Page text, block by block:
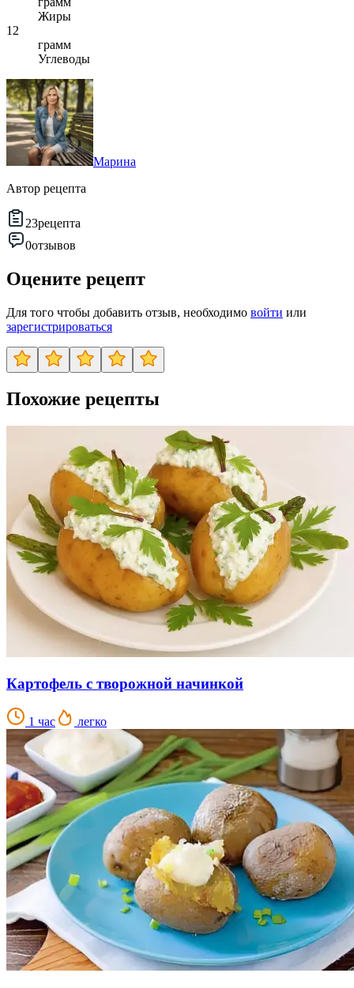
Жиры
12
грамм
Углеводы
Марина
Автор рецепта
23рецепта
0отзывов
Оцените рецепт
Для того чтобы добавить отзыв, необходимо войти или
зарегистрироваться
Похожие рецепты
Картофель с творожной начинкой
1 час легко